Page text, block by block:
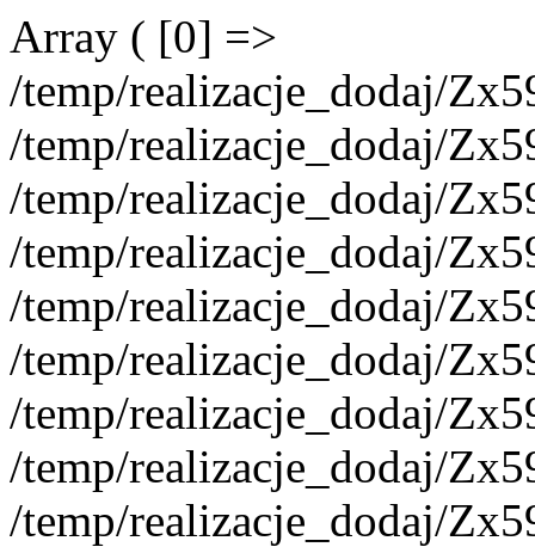
Array ( [0] =>
/temp/realizacje_dodaj/
/temp/realizacje_dodaj/
/temp/realizacje_dodaj/
/temp/realizacje_dodaj/
/temp/realizacje_dodaj/
/temp/realizacje_dodaj/
/temp/realizacje_dodaj/
/temp/realizacje_dodaj/
/temp/realizacje_dodaj/